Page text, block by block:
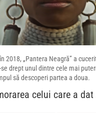
2018, „Pantera Neagră” a
drept unul dintre cele mai
să descoperi partea a doua.
celui care a